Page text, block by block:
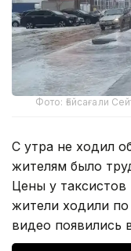
Фото: Ғайсағали
С утра не ходил
жителям было
Цены у таксистов
жители ходили
видео появились